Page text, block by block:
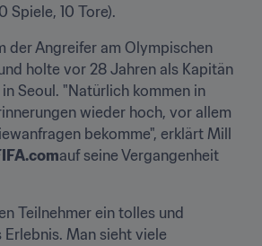
Spiele, 10 Tore).
der Angreifer am Olympischen
holte vor 28 Jahren als Kapitän
Seoul. "Natürlich kommen in
wieder hoch, vor allem
bekomme", erklärt Mill
auf seine Vergangenheit
Teilnehmer ein tolles und
Man sieht viele